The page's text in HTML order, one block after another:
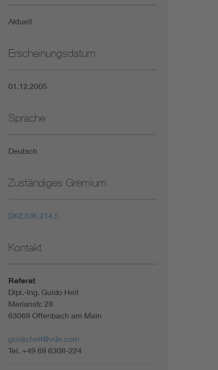
Aktuell
Erscheinungsdatum
01.12.2005
Sprache
Deutsch
Zuständiges Gremium
DKE/UK 214.5
Kontakt
Referat
Dipl.-Ing. Guido Heit
Merianstr. 28
63069 Offenbach am Main
guido.heit@vde.com
Tel. +49 69 6308-224